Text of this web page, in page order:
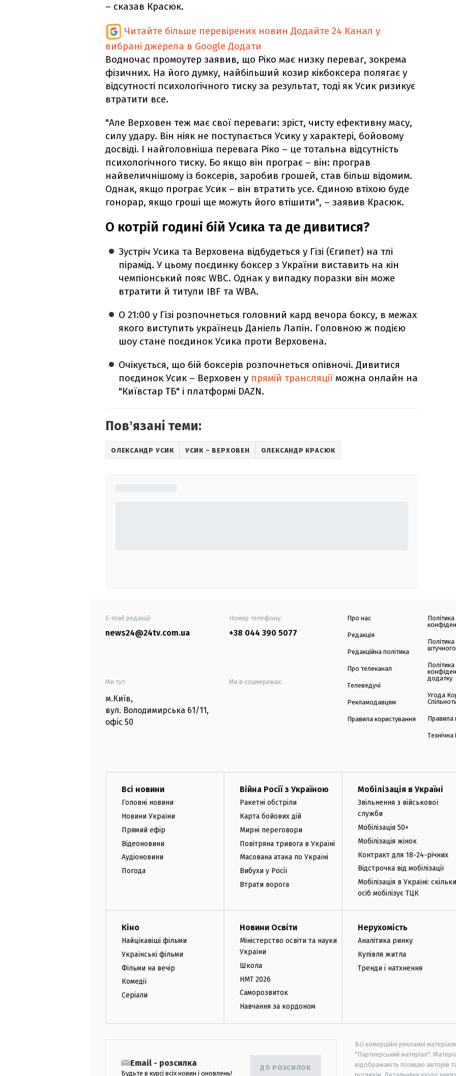
– сказав Красюк.
Читайте більше перевірених новин Додайте 24 Канал у
вибрані джерела в Google Додати
Водночас промоутер заявив, що Ріко має низку переваг, зокрема
фізичних. На його думку, найбільший козир кікбоксера полягає у
відсутності психологічного тиску за результат, тоді як Усик ризикує
втратити все.
"Але Верховен теж має свої переваги: зріст, чисту ефективну масу,
силу удару. Він ніяк не поступається Усику у характері, бойовому
досвіді. І найголовніша перевага Ріко – це тотальна відсутність
психологічного тиску. Бо якщо він програє – він: програв
найвеличнішому із боксерів, заробив грошей, став більш відомим.
Однак, якщо програє Усик – він втратить усе. Єдиною втіхою буде
гонорар, якщо гроші ще можуть його втішити", – заявив Красюк.
О котрій годині бій Усика та де дивитися?
Зустріч Усика та Верховена відбудеться у Гізі (Єгипет) на тлі
пірамід. У цьому поєдинку боксер з України виставить на кін
чемпіонський пояс WBC. Однак у випадку поразки він може
втратити й титули IBF та WBA.
О 21:00 у Гізі розпочнеться головний кард вечора боксу, в межах
якого виступить українець Даніель Лапін. Головною ж подією
шоу стане поєдинок Усика проти Верховена.
Очікується, що бій боксерів розпочнеться опівночі. Дивитися
поєдинок Усик – Верховен у прямій трансляції можна онлайн на
"Київстар ТБ" і платформі DAZN.
Повʼязані теми:
ОЛЕКСАНДР УСИК УСИК – ВЕРХОВЕН ОЛЕКСАНДР КРАСЮК
E-mail редакції
news24@24tv.com.ua
Номер телефону:
+38 044 390 5077
Ми тут:
м.Київ,
вул. Володимирська 61/11,
офіс 50
Ми в соцмережах:
Про нас
Редакція
Редакційна політика
Про телеканал
Телеведучі
Рекламодавцям
Правила користування
Політика
штучного
Політика
додатку
Угода
Правила
Технічна
Всі новини
Головні новини
Новини України
Прямий ефір
Відеоновини
Аудіоновини
Погода
Війна Росії з Україною
Ракетні обстріли
Карта бойових дій
Мирні переговори
Повітряна тривога в Україні
Масована атака по Україні
Вибухи у Росії
Втрати ворога
Мобілізація в Україні
Звільнення з військової
служби
Мобілізація 50+
Мобілізація жінок
Контракт для 18-24-річних
Відстрочка від мобілізації
Мобілізація в Україні: скільки
осіб мобілізує ТЦК
Кіно
Найцікавіші фільми
Українські фільми
Фільми на вечір
Комедії
Серіали
Новини Освіти
Міністерство освіти та науки
України
Школа
НМТ 2026
Саморозвиток
Навчання за кордоном
Нерухомість
Аналітика ринку
Купівля житла
Тренди і натхнення
Email - розсилка
Будьте в курсі всіх новин і оновлень!
ДО РОЗСИЛОК
Всі комерційні рекламні
"Партнерський матеріал".
відображають позицію авторів